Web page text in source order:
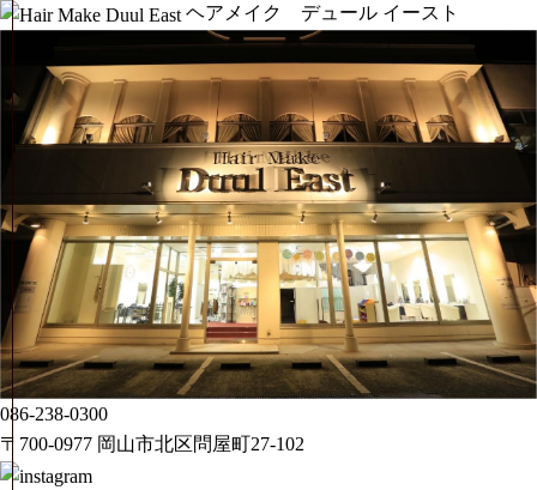
ヘアメイク デュール イースト
086-238-0300
〒700-0977 岡山市北区問屋町27-102